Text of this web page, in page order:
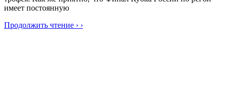
имеет постоянную
Продолжить чтение › ›